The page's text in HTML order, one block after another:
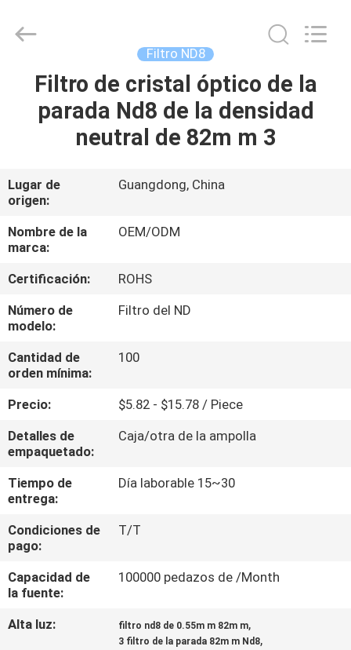
HOGAR
PRODUCTOS
SOBRE
NOSOTROS
VIAJE
DE
LA
DE
CALIDAD
ÉNTRENOS
EN
CONTACTO
CON
PIDA
Shadow
Technology
Filtro ND8
Filtro de cristal óptico de la
parada Nd8 de la densidad
neutral de 82m m 3
Lugar de
origen:
Guangdong, China
Nombre de la
marca:
OEM/ODM
Certificación:
ROHS
Número de
modelo:
Filtro del ND
Cantidad de
orden mínima:
100
Precio:
$5.82 - $15.78 / Piece
Detalles de
empaquetado:
Caja/otra de la ampolla
Tiempo de
entrega:
Día laborable 15~30
Condiciones de
pago:
T/T
Capacidad de
la fuente:
100000 pedazos de /Month
Alta luz: filtro nd8 de 0.55m m 82m m,
3 filtro de la parada 82m m Nd8,